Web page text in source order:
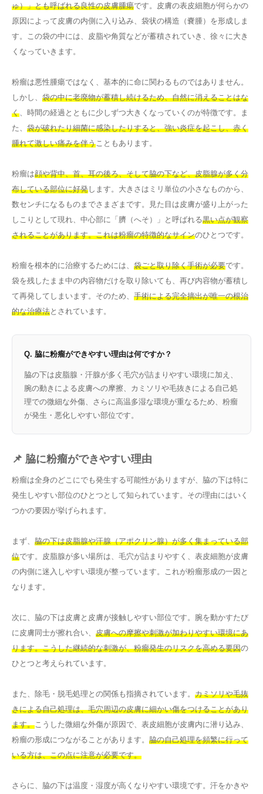
ゅ）」とも呼ばれる良性の皮膚腫瘍です。皮膚の表皮細胞が何らかの
原因によって皮膚の内側に入り込み、袋状の構造（嚢腫）を形成しま
す。この袋の中には、皮脂や角質などが蓄積されていき、徐々に大き
くなっていきます。
粉瘤は悪性腫瘍ではなく、基本的に命に関わるものではありません。
しかし、 袋の中に老廃物が蓄積し続けるため、自然に消えることはな
く 、時間の経過とともに少しずつ大きくなっていくのが特徴です。ま
た、 袋が破れたり細菌に感染したりすると、強い炎症を起こし、赤く
腫れて激しい痛みを伴う こともあります。
粉瘤は顔や背中、首、耳の後ろ、そして脇の下など、皮脂腺が多く分
布している部位に好発 します。大きさはミリ単位の小さなものから、
数センチになるものまでさまざまです。見た目は皮膚が盛り上がった
しこりとして現れ、中心部に「臍（へそ）」と呼ばれる黒い点が観察
されることがあります。これは粉瘤の特徴的なサインのひとつです。
粉瘤を根本的に治療するためには、 袋ごと取り除く手術が必要です。
袋を残したまま中の内容物だけを取り除いても、再び内容物が蓄積し
て再発してしまいます。そのため、 手術による完全摘出が唯一の根治
的な治療法とされています。
Q. 脇に粉瘤ができやすい理由は何ですか？
脇の下は皮脂腺・汗腺が多く毛穴が詰まりやすい環境に加え、
腕の動きによる皮膚への摩擦、カミソリや毛抜きによる自己処
理での微細な外傷、さらに高温多湿な環境が重なるため、粉瘤
が発生・悪化しやすい部位です。
📌 脇に粉瘤ができやすい理由
粉瘤は全身のどこにでも発生する可能性がありますが、脇の下は特に
発生しやすい部位のひとつとして知られています。その理由にはいく
つかの要因が挙げられます。
まず、 脇の下は皮脂腺や汗腺（アポクリン腺）が多く集まっている部
位です。皮脂腺が多い場所は、毛穴が詰まりやすく、表皮細胞が皮膚
の内側に迷入しやすい環境が整っています。これが粉瘤形成の一因と
なります。
次に、脇の下は皮膚と皮膚が接触しやすい部位です。腕を動かすたび
に皮膚同士が擦れ合い、 皮膚への摩擦や刺激が加わりやすい環境にあ
ります。こうした継続的な刺激が、粉瘤発生のリスクを高める要因の
ひとつと考えられています。
また、除毛・脱毛処理との関係も指摘されています。 カミソリや毛抜
きによる自己処理は、毛穴周辺の皮膚に細かい傷をつけることがあり
ます。 こうした微細な外傷が原因で、表皮細胞が皮膚内に潜り込み、
粉瘤の形成につながることがあります。 脇の自己処理を頻繁に行って
いる方は、この点に注意が必要です。
さらに、脇の下は温度・湿度が高くなりやすい環境です。汗をかきや